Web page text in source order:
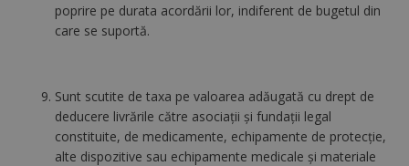
poprire pe durata acordării lor, indiferent de bugetul din
care se suportă.
Sunt scutite de taxa pe valoarea adăugată cu drept de
deducere livrările către asociaţii şi fundaţii legal
constituite, de medicamente, echipamente de protecţie,
alte dispozitive sau echipamente medicale şi materiale